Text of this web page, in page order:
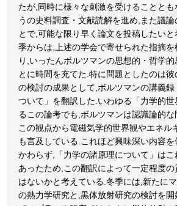
たが,同時に様々な刺激を受けることと
うの史料調査・文献読解を進め,また議論
とで,可能な限り早く論文を投稿したい
季からは,上述の学会で寄せられた指摘
り,いったんボルツマンの思想的・哲学的
とに時間を充てた.特に問題としたのは彼
の検討の成果として,ボルツマンの講義録
ついて」を翻訳した.いわゆる「力学的
るこの論考でも,ボルツマンは認識論的
この観点から電磁気学的世界観やエネル
も言及している.これほど興味深い内容
かわらず,「力学の諸原理について」は
あったため,この翻訳によって一定程度
はないかと考えている.冬季には,新たに
の熱力学研究と,黒体放射研究の検討を開